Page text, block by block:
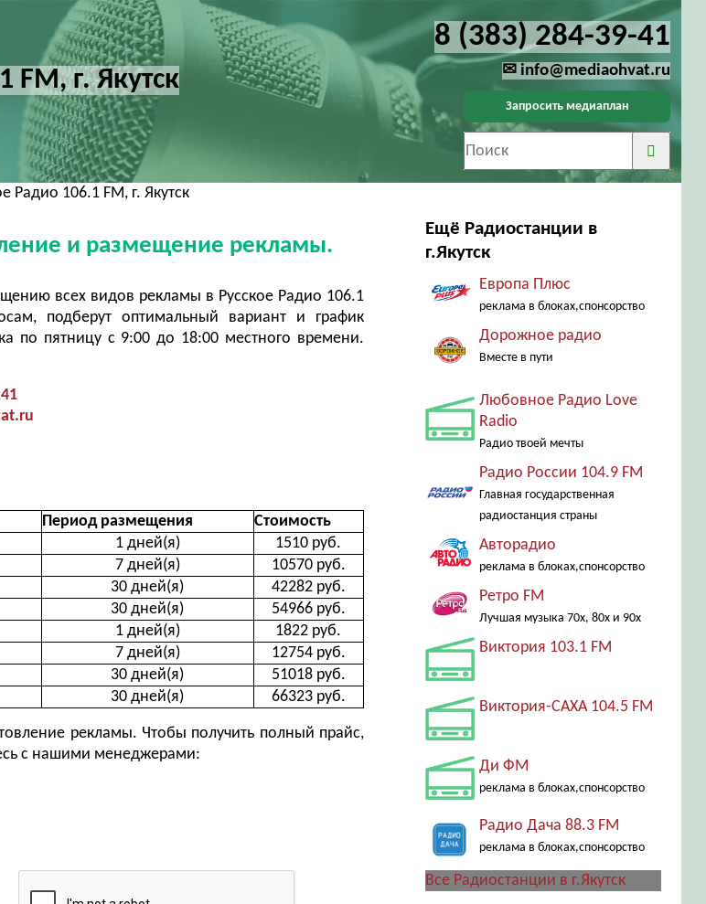
FM, г. Якутск
8 (383) 284-39-41
✉ info@mediaohvat.ru
Запросить медиаплан
Радио 106.1 FM, г. Якутск
и размещение рекламы.
всех видов рекламы в Русское Радио 106.1
подберут оптимальный вариант и график
по пятницу с 9:00 до 18:00 местного времени.
Период размещения
Стоимость
1 дней(я)
1510 руб.
7 дней(я)
10570 руб.
30 дней(я)
42282 руб.
30 дней(я)
54966 руб.
1 дней(я)
1822 руб.
7 дней(я)
12754 руб.
30 дней(я)
51018 руб.
30 дней(я) 66323 руб.
рекламы. Чтобы получить полный прайс,
с нашими менеджерами:
Ещё Радиостанции в
г.Якутск
Европа Плюс
реклама в блоках,спонсорство
Дорожное радио
Вместе в пути
Любовное Радио Love
Radio
Радио твоей мечты
Радио России 104.9 FM
Главная государственная
радиостанция страны
Авторадио
реклама в блоках,спонсорство
Ретро FM
Лучшая музыка 70х, 80х и 90х
Виктория 103.1 FM
Виктория-САХА 104.5 FM
Ди ФМ
реклама в блоках,спонсорство
Радио Дача 88.3 FM
реклама в блоках,спонсорство
Все Радиостанции в г.Якутск